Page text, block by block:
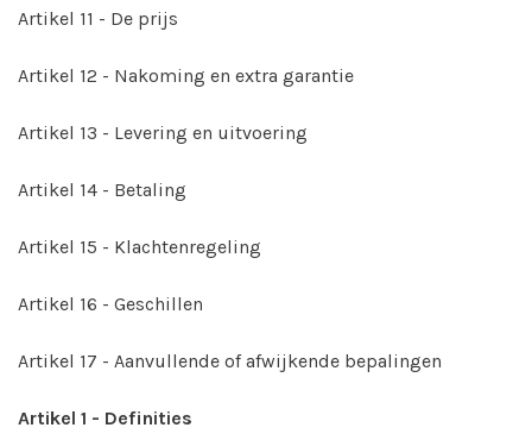
Artikel 11 - De prijs
Artikel 12 - Nakoming en extra garantie
Artikel 13 - Levering en uitvoering
Artikel 14 - Betaling
Artikel 15 - Klachtenregeling
Artikel 16 - Geschillen
Artikel 17 - Aanvullende of afwijkende bepalingen
Artikel 1 - Definities